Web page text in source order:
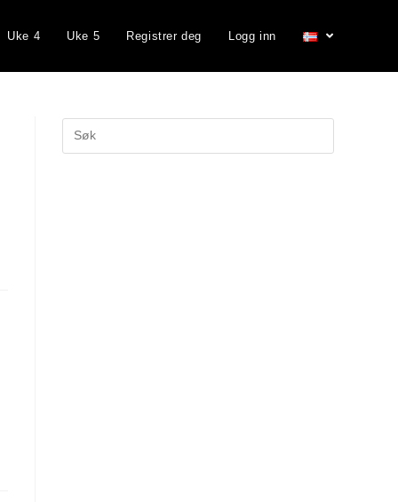
Uke 4 Uke 5 Registrer deg Logg inn